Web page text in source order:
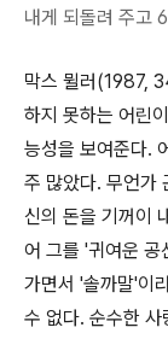
내게 되돌려 주고
막스 뮐러(1987,
하지 못하는 어린
능성을 보여준다.
주 많았다. 무언가
신의 돈을 기꺼이
어 그를 '귀여운
가면서 '솔까말'이
수 없다. 순수한